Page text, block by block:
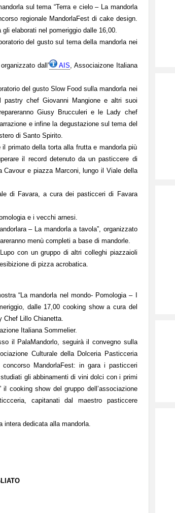
sul tema “Terra e cielo – La mandorla
regionale MandorlaFest di cake design.
elaborati nel pomeriggio dalle 16,00.
del gusto sul tema della mandorla nei
dall’
AIS, Associaizone Italiana
del gusto Slow Food sulla mandorla nei
pastry chef Giovanni Mangione e altri suoi
Giusy Brucculeri e le Lady chef
e infine la degustazione sul tema del
di Santo Spirito.
primato della torta alla frutta e mandorla più
il record detenuto da un pasticcere di
e piazza Marconi, lungo il Viale della
di Favara, a cura dei pasticceri di Favara
e i vecchi arnesi.
– La mandorla a tavola”, organizzato
menù completi a base di mandorle.
con un gruppo di altri colleghi piazzaioli
di pizza acrobatica.
“La mandorla nel mondo- Pomologia – I
dalle 17,00 cooking show a cura del
Chef Lillo Chianetta.
Italiana Sommelier.
il PalaMandorlo, seguirà il convegno sulla
Culturale della Dolceria Pasticceria
MandorlaFest: in gara i pasticceri
gli abbinamenti di vini dolci con i primi
cooking show del gruppo dell’associazione
capitanati dal maestro pasticcere
intera dedicata alla mandorla.